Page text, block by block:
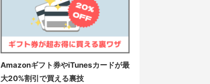
Amazonギフト券やiTunesカードが最
大20%割引で買える裏技